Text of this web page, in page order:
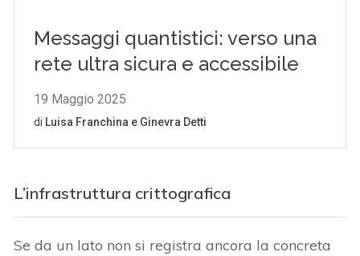
L’infrastruttura crittografica
Se da un lato non si registra ancora la concreta